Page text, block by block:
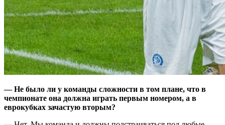
— Не было ли у команды сложности в том плане, что в
чемпионате она должна играть первым номером, а в
еврокубках зачастую вторым?